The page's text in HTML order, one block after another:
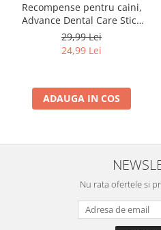
Recompense pentru caini,
Advance Dental Care Stick
Medium/Maxi, 180g
29,99 Lei
24,99 Lei
ADAUGA IN COS
Nu rata ofertele si